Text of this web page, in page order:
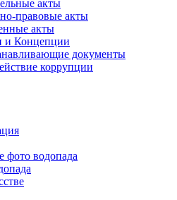
акты
правовые акты
акты
и Концепции
документы
коррупции
фото водопада